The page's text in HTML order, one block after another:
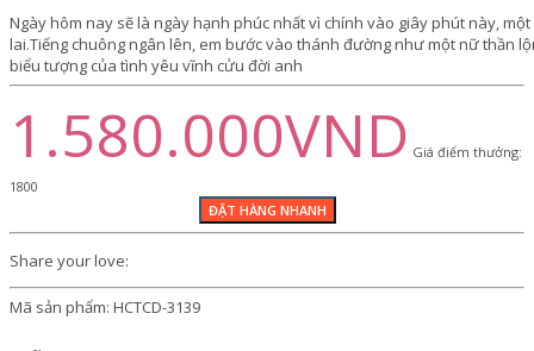
Ngày hôm nay sẽ là ngày hạnh phúc nhất vì chính vào giây phút này,
lai.Tiếng chuông ngân lên, em bước vào thánh đường như một nữ thần
biểu tượng của tình yêu vĩnh cửu đời anh
1.580.000VND Giá điểm thưởng:
1800
Share your love:
Mã sản phẩm: HCTCD-3139